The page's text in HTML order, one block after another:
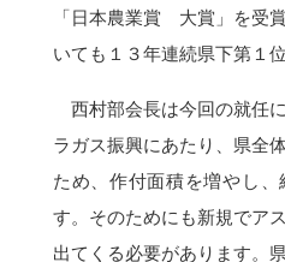
「日本農業賞 大賞」を受
いても１３年連続県下第１
西村部会長は今回の就任
ラガス振興にあたり、県全
ため、作付面積を増やし
す。そのためにも新規でア
出てくる必要があります。